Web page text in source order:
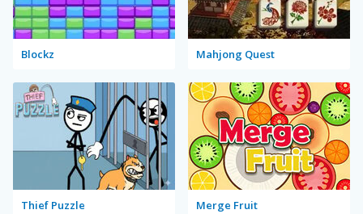
Blockz Mahjong Quest
Thief Puzzle Merge Fruit